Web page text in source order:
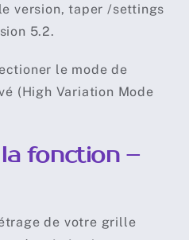
version, taper /settings
5.2.
le mode de
(High Variation Mode
fonction –
de votre grille